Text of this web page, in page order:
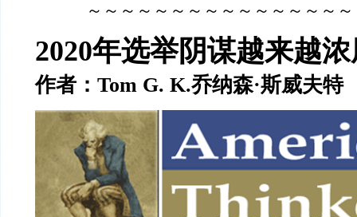
～～～～～～～～～～～～～～～
2020年选举阴谋越来越浓
作者： Tom G. K.乔纳森·斯威夫特